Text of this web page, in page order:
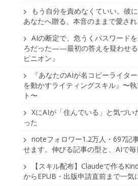
もう自分を責めなくていい。彼
あなたへ贈る、本音のままで愛さ
AIの断定で、危うくパスワード
ろだった——最初の答えを疑わせ
ピニオン』
『あなたのAIが名コピーライ
を動かすライティングスキル』〜
ト〜
XにAIが「住んでいる」と気づい
った
noteフォロワー1.2万人・697記
せます。伸びる記事の型と、AIで
【スキル配布】Claudeで作る
からEPUB・出版申請直前まで一気